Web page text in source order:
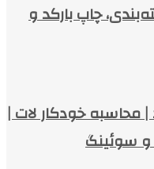
چاپ بارکد و
خودکار لات |
و سوئینگ